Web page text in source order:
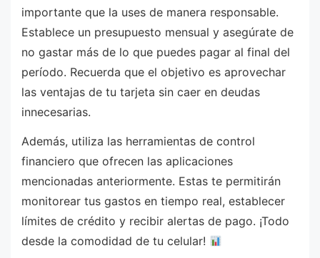
importante que la uses de manera responsable.
Establece un presupuesto mensual y asegúrate de
no gastar más de lo que puedes pagar al final del
período. Recuerda que el objetivo es aprovechar
las ventajas de tu tarjeta sin caer en deudas
innecesarias.
Además, utiliza las herramientas de control
financiero que ofrecen las aplicaciones
mencionadas anteriormente. Estas te permitirán
monitorear tus gastos en tiempo real, establecer
límites de crédito y recibir alertas de pago. ¡Todo
desde la comodidad de tu celular!